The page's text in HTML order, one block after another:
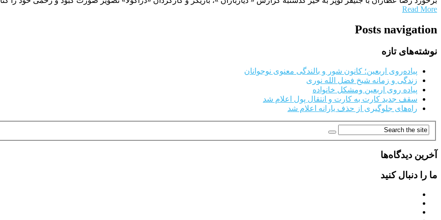
Read More
Posts navigation
نوشته‌های تازه
پیاده‌روی اربعین؛ کانون شور و بالندگی معنوی نوجوانان
زندگی و زمانه شیخ فضل الله نوری
پیاده روی اربعین ومشکل خانواده
سقف جدید کارت به کارت و انتقال پول اعلام شد
راه‌های جلوگیری از حذف یارانه اعلام شد
آخرین دیدگاه‌ها
ما را دنبال کنید